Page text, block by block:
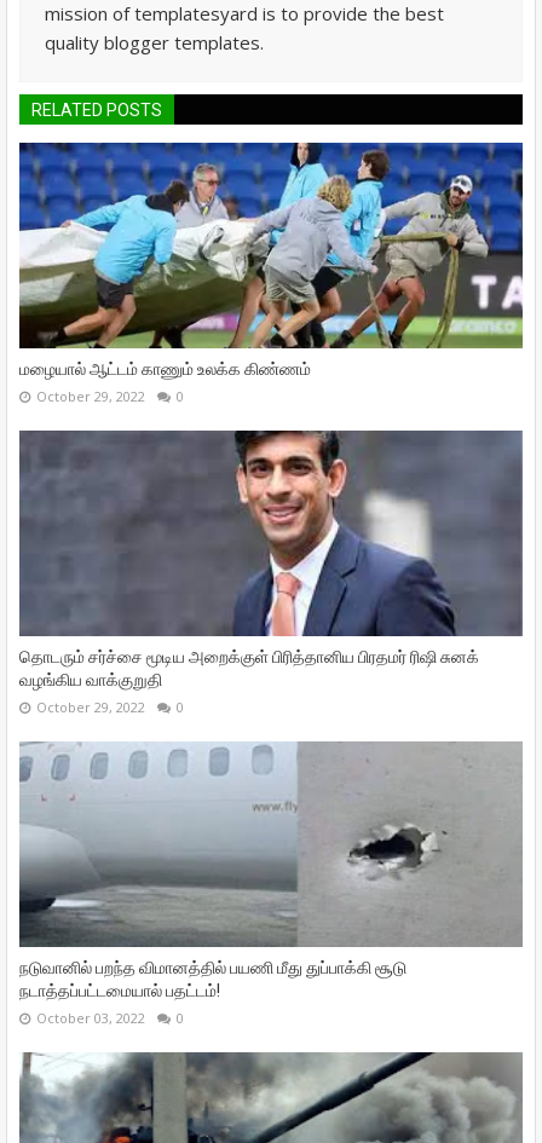
mission of templatesyard is to provide the best
quality blogger templates.
RELATED POSTS
மழையால் ஆட்டம் காணும் உலக்க கிண்ணம்
October 29, 2022 0
தொடரும் சர்ச்சை மூடிய அறைக்குள் பிரித்தானிய பிரதமர் ரிஷி சுனக்
வழங்கிய வாக்குறுதி
October 29, 2022 0
நடுவானில் பறந்த விமானத்தில் பயணி மீது துப்பாக்கி சூடு
நடாத்தப்பட்டமையால் பதட்டம்!
October 03, 2022 0